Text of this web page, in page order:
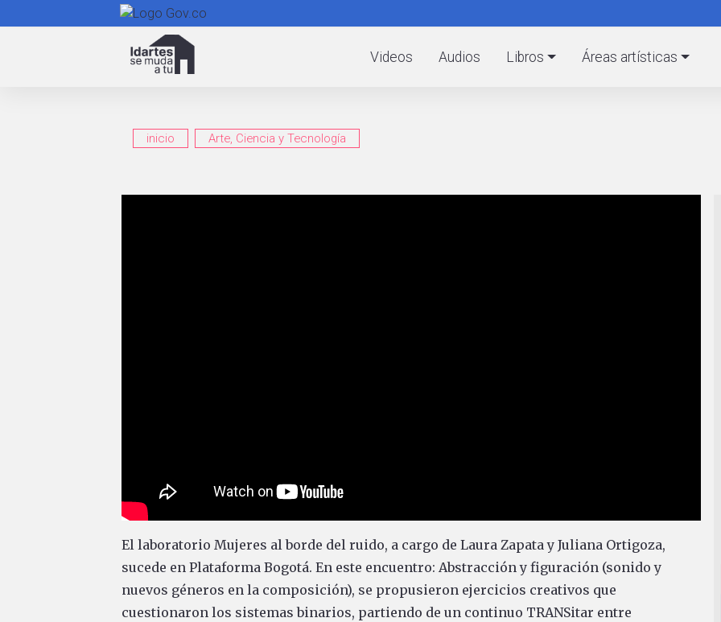
al
contenido
Videos Audios Libros Áreas artísticas
inicio Arte, Ciencia y Tecnología
El laboratorio Mujeres al borde del ruido, a cargo de Laura Zapata y Juliana Ortigoza,
sucede en Plataforma Bogotá. En este encuentro: Abstracción y figuración (sonido y
nuevos géneros en la composición), se propusieron ejercicios creativos que
cuestionaron los sistemas binarios, partiendo de un continuo TRANSitar entre